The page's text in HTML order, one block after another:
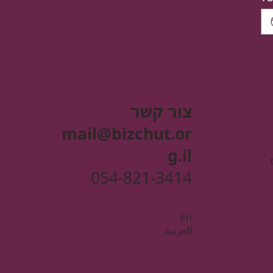
צור קשר
mail@bizchut.or
g.il
054-821-3414
Enֿ
العربية